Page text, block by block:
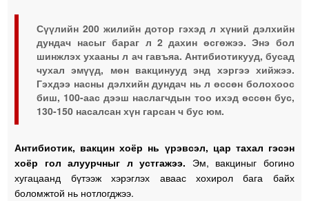
Сүүлийн 200 жилийн дотор гэхэд л хүний дэлхийн
дундач насыг бараг л 2 дахин өсгөжээ. Энэ бол
шинжлэх ухааны л ач гавъяа. Антибиотикууд, бусад
чухал эмүүд, мөн вакцинууд энд хэргээ хийжээ.
Гэхдээ насны дэлхийн дундач нь л өссөн болохоос
биш, 100-аас дээш наслагчдын тоо ихэд өссөн бус,
130-150 насалсан хүн гарсан ч бус юм.
Антибиотик, вакцин хоёр нь үрэвсэл, цар тахал гэсэн
хоёр гол алуурчныг л устгажээ. Эм, вакциныг богино
хугацаанд бүтээж хэрэглэх аваас хохирол бага байх
боломжтой нь нотлогджээ.